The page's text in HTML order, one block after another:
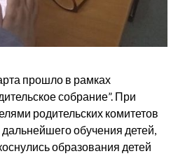
прошло в рамках
собрание”. При
родительских комитетов
обучения детей,
образования детей